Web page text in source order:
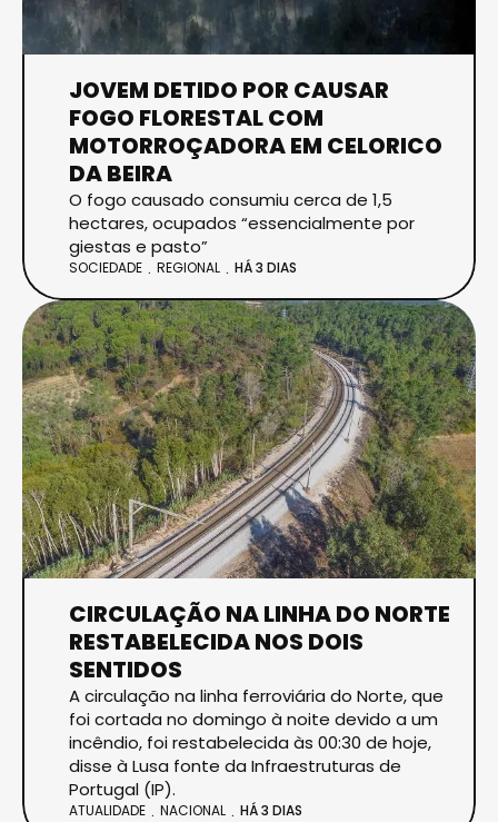
JOVEM DETIDO POR CAUSAR
FOGO FLORESTAL COM
MOTORROÇADORA EM CELORICO
DA BEIRA
O fogo causado consumiu cerca de 1,5
hectares, ocupados “essencialmente por
giestas e pasto”
SOCIEDADE REGIONAL HÁ 3 DIAS
CIRCULAÇÃO NA LINHA DO NORTE
RESTABELECIDA NOS DOIS
SENTIDOS
A circulação na linha ferroviária do Norte, que
foi cortada no domingo à noite devido a um
incêndio, foi restabelecida às 00:30 de hoje,
disse à Lusa fonte da Infraestruturas de
Portugal (IP).
ATUALIDADE NACIONAL HÁ 3 DIAS